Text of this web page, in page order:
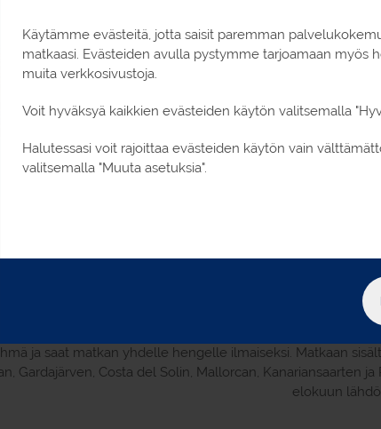
Käytämme evästeitä, jotta saisit paremman
matkaasi. Evästeiden avulla pystymme tarjoamaan myös
muita verkkosivustoja.
Voit hyväksyä kaikkien evästeiden käytön valitsemalla
Halutessasi voit rajoittaa evästeiden käytön vain
valitsemalla "Muuta asetuksia".
Rivieralla
Oman ryhmän
* * *
ja saat matkan yhdelle hengelle ilmaiseksi. Matkaan
Gardajärven, Costa del Solin, Mallorcan, Kanariansaarten
elokuun